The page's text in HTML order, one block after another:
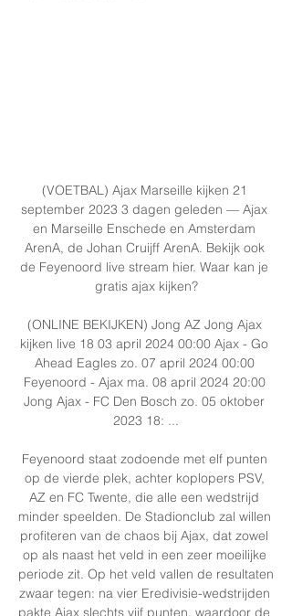
(VOETBAL) Ajax Marseille kijken 21
september 2023 3 dagen geleden — Ajax
en Marseille Enschede en Amsterdam
ArenA, de Johan Cruijff ArenA. Bekijk ook
de Feyenoord live stream hier. Waar kan je
gratis ajax kijken?
(ONLINE BEKIJKEN) Jong AZ Jong Ajax
kijken live 18 03 april 2024 00:00 Ajax - Go
Ahead Eagles zo. 07 april 2024 00:00
Feyenoord - Ajax ma. 08 april 2024 20:00
Jong Ajax - FC Den Bosch zo. 05 oktober
2023 18: ...
Feyenoord staat zodoende met elf punten
op de vierde plek, achter koplopers PSV,
AZ en FC Twente, die alle een wedstrijd
minder speelden. De Stadionclub zal willen
profiteren van de chaos bij Ajax, dat zowel
op als naast het veld in een zeer moeilijke
periode zit. Op het veld vallen de resultaten
zwaar tegen: na vier Eredivisie-wedstrijden
pakte Ajax slechts vijf punten, waardoor de